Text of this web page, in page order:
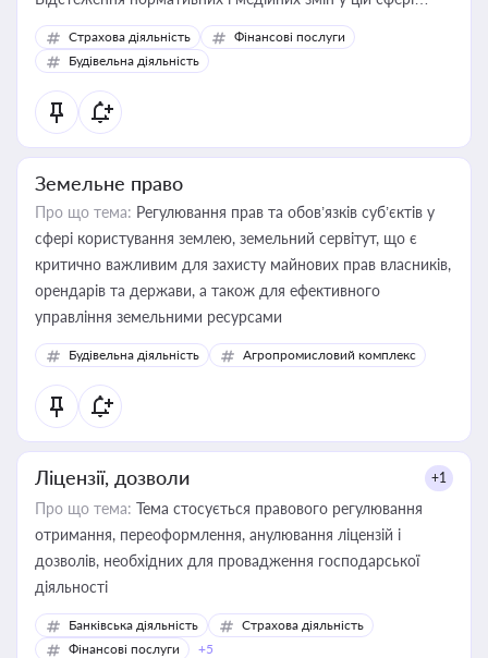
корисне для власника бізнесу, керівника, юриста або
бухгалтера під час оподаткування, приватизації, оренди
державного майна, корпоративних угод і перевірки
статусу суб'єктів оціночної діяльності
Страхова діяльність
Фінансові послуги
Будівельна діяльність
Земельне право
Про що тема: Регулювання прав та обов’язків суб’єктів у
сфері користування землею, земельний сервітут, що є
критично важливим для захисту майнових прав власників,
орендарів та держави, а також для ефективного
управління земельними ресурсами
Будівельна діяльність Агропромисловий комплекс
Ліцензії, дозволи +1
Про що тема: Тема стосується правового регулювання
отримання, переоформлення, анулювання ліцензій і
дозволів, необхідних для провадження господарської
діяльності
Банківська діяльність
Страхова діяльність
Фінансові послуги
+5